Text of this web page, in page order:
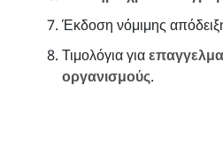
Έκδοση νόμιμης
Τιμολόγια για
οργανισμούς.